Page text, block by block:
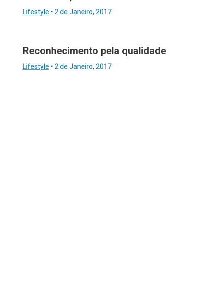
Lifestyle • 2 de Janeiro, 2017
Reconhecimento pela qualidade
Lifestyle • 2 de Janeiro, 2017